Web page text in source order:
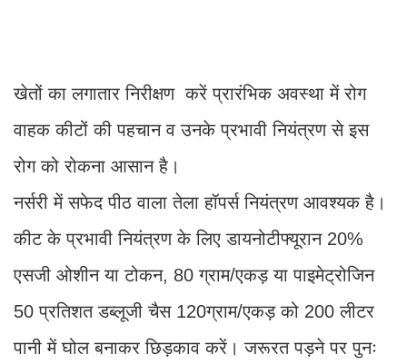
खेतों का लगातार निरीक्षण करें प्रारंभिक अवस्था में रोग
वाहक कीटों की पहचान व उनके प्रभावी नियंत्रण से इस
रोग को रोकना आसान है।
नर्सरी में सफेद पीठ वाला तेला हॉपर्स नियंत्रण आवश्यक है।
कीट के प्रभावी नियंत्रण के लिए डायनोटीफ्यूरान 20%
एसजी ओशीन या टोकन, 80 ग्राम/एकड़ या पाइमेट्रोजिन
50 प्रतिशत डब्लूजी चैस 120ग्राम/एकड़ को 200 लीटर
पानी में घोल बनाकर छिड़काव करें। जरूरत पड़ने पर पुनः